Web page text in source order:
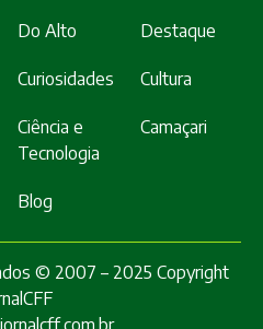
Do Alto Destaque
Curiosidades Cultura
Ciência e
Tecnologia
Camaçari
Blog
© 2007 – 2025 Copyright